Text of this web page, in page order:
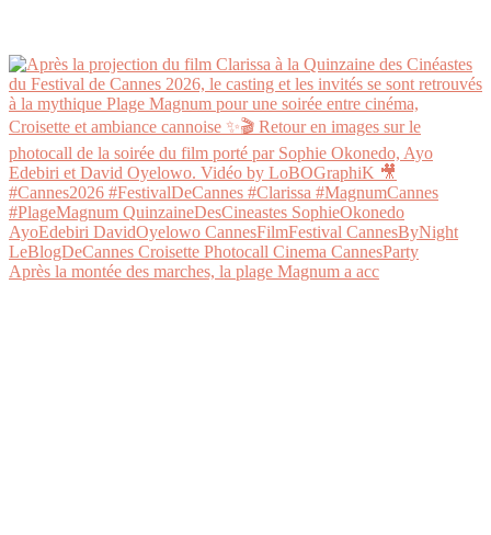
Après la montée des marches, la plage Magnum a acc